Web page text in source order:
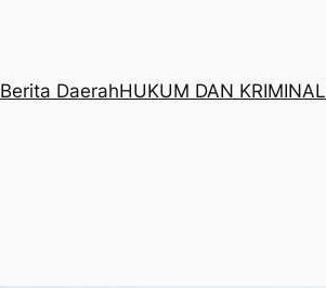
Berita DaerahHUKUM DAN KRIMINAL